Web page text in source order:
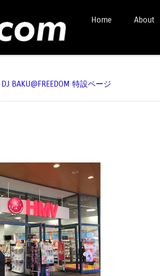
Skip to content
Home About
BAKU@FREEDOM 特設ページ